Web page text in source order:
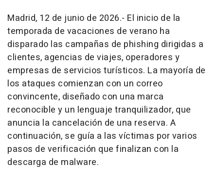
Madrid, 12 de junio de 2026.- El inicio de la
temporada de vacaciones de verano ha
disparado las campañas de phishing dirigidas a
clientes, agencias de viajes, operadores y
empresas de servicios turísticos. La mayoría de
los ataques comienzan con un correo
convincente, diseñado con una marca
reconocible y un lenguaje tranquilizador, que
anuncia la cancelación de una reserva. A
continuación, se guía a las víctimas por varios
pasos de verificación que finalizan con la
descarga de malware.